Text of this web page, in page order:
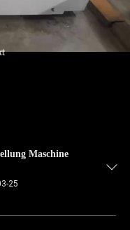
Maschine
25